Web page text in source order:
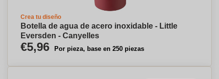
Crea tu diseño
Botella de agua de acero inoxidable - Little
Eversden - Canyelles
€5,96 Por pieza, base en 250 piezas